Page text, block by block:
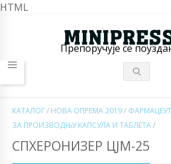
HTML
Препоручује се
КАТАЛОГ/ НОВА ОПРЕМА 2019/
ЗА ПРОИЗВОДЊУ КАПСУЛА И ТАБЛЕТА/
СПХЕРОНИЗЕР ЦЈМ-25